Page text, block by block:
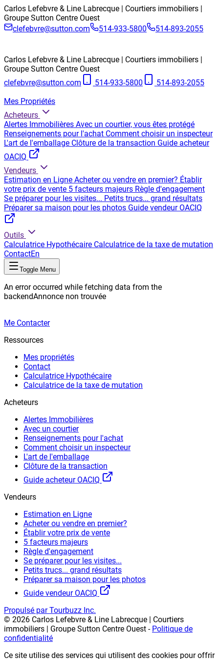
Carlos Lefebvre & Line Labrecque | Courtiers immobiliers |
Groupe Sutton Centre Ouest
clefebvre@sutton.com
514-933-5800 514-893-2055
Carlos Lefebvre & Line Labrecque | Courtiers immobiliers |
Groupe Sutton Centre Ouest
clefebvre@sutton.com
514-933-5800
514-893-2055
Mes Propriétés
Acheteurs
Alertes Immobilières Avec un courtier, vous êtes protégé
Renseignements pour l'achat Comment choisir un inspecteur
L'art de l'emballage Clôture de la transaction Guide acheteur
OACIQ
Vendeurs
Estimation en Ligne Acheter ou vendre en premier? Établir
votre prix de vente 5 facteurs majeurs Règle d'engagement
Se préparer pour les visites... Petits trucs... grand résultats
Préparer sa maison pour les photos Guide vendeur OACIQ
Outils
Calculatrice Hypothécaire Calculatrice de la taxe de mutation
ContactEn
Toggle Menu
An error occurred while fetching data from the
backendAnnonce non trouvée
Me Contacter
Ressources
Mes propriétés
Contact
Calculatrice Hypothécaire
Calculatrice de la taxe de mutation
Acheteurs
Alertes Immobilières
Avec un courtier
Renseignements pour l'achat
Comment choisir un inspecteur
L'art de l'emballage
Clôture de la transaction
Guide acheteur OACIQ
Vendeurs
Estimation en Ligne
Acheter ou vendre en premier?
Établir votre prix de vente
5 facteurs majeurs
Règle d'engagement
Se préparer pour les visites...
Petits trucs... grand résultats
Préparer sa maison pour les photos
Guide vendeur OACIQ
Propulsé par Tourbuzz Inc.
© 2026 Carlos Lefebvre & Line Labrecque | Courtiers
immobiliers | Groupe Sutton Centre Ouest - Politique de
confidentialité
Ce site utilise des services qui utilisent des cookies pour offrir